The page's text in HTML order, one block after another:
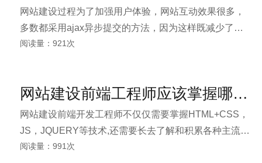
网站建设过程为了加强用户体验，网站互动效果很多，
多数都采用ajax异步提交的方法，因为这样既减少了网
站的负载，还不会出现页面刷新跳转的现象，增加用户
器，现在上海网站建设公司www.uskys.com分享下，
ajax如何防止钓鱼的方法。
阅读量：921次
网站建设前端工程师应该掌握哪些技术和技巧？
网站建设前端开发工程师不仅仅需要掌握HTML+CSS，
JS，JQUERY等技术,还需要长去了解和积累各种主流的
浏览器兼容问题和经验并迅速解决，熟悉各种框架，建
阅读量：991次